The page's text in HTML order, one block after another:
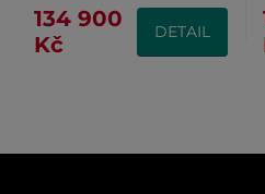
134 900
Kč
DETAIL